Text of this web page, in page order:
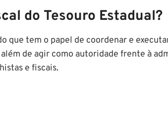
do Tesouro Estadual?
que tem o papel de coordenar e
de agir como autoridade frente à
e fiscais.